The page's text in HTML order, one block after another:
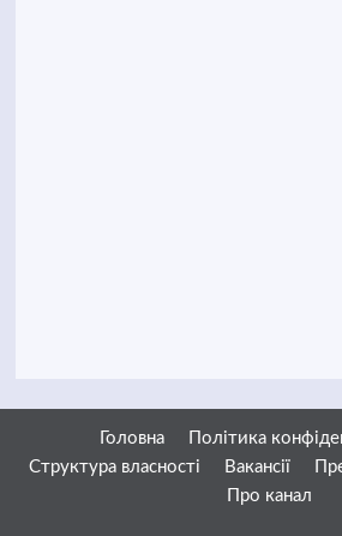
Головна
Політика
Структура власності
Вакансії
Про канал